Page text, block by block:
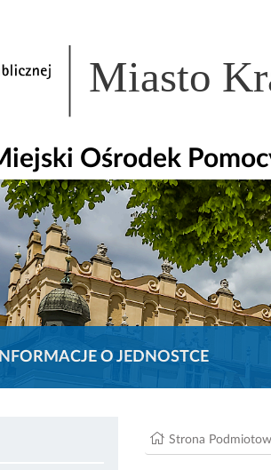
Miasto
Ośrodek
INFORMACJE O JEDNOSTCE
Strona